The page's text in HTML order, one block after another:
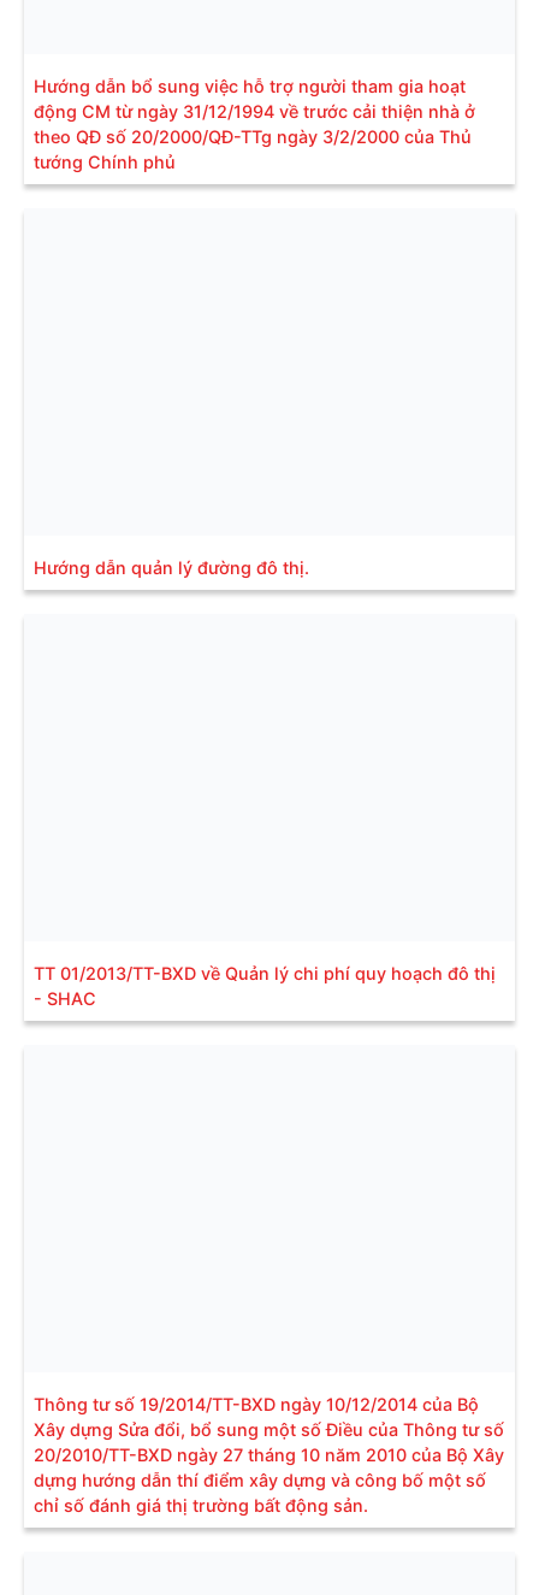
Hướng dẫn bổ sung việc hỗ trợ người tham gia hoạt
động CM từ ngày 31/12/1994 về trước cải thiện nhà ở
theo QĐ số 20/2000/QĐ-TTg ngày 3/2/2000 của Thủ
tướng Chính phủ
Hướng dẫn quản lý đường đô thị.
TT 01/2013/TT-BXD về Quản lý chi phí quy hoạch đô thị
- SHAC
Thông tư số 19/2014/TT-BXD ngày 10/12/2014 của Bộ
Xây dựng Sửa đổi, bổ sung một số Điều của Thông tư số
20/2010/TT-BXD ngày 27 tháng 10 năm 2010 của Bộ Xây
dựng hướng dẫn thí điểm xây dựng và công bố một số
chỉ số đánh giá thị trường bất động sản.